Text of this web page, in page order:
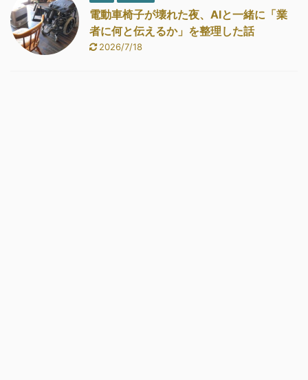
電動車椅子が壊れた夜、AIと一緒に「業
者に何と伝えるか」を整理した話
2026/7/18